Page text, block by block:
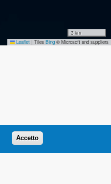
3 km
Leaflet | Tiles Bing © Microsoft and suppliers
Accetto